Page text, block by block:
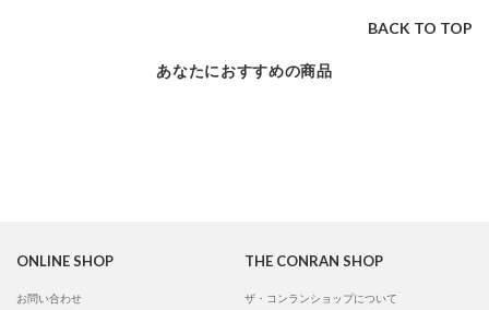
BACK TO TOP
あなたにおすすめの商品
ONLINE SHOP
お問い合わせ
THE CONRAN SHOP
ザ・コンランショップについて